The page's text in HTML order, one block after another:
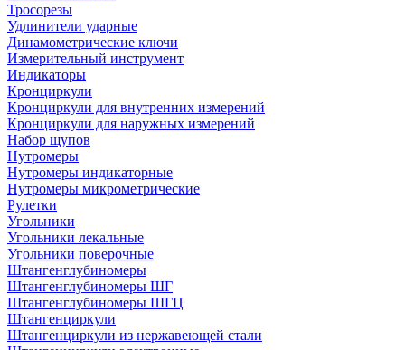
Тросорезы
Удлинители ударные
Динамометрические ключи
Измерительный инструмент
Индикаторы
Кронциркули
Кронциркули для внутренних измерений
Кронциркули для наружных измерений
Набор щупов
Нутромеры
Нутромеры индикаторные
Нутромеры микрометрические
Рулетки
Угольники
Угольники лекальные
Угольники поверочные
Штангенглубиномеры
Штангенглубиномеры ШГ
Штангенглубиномеры ШГЦ
Штангенциркули
Штангенциркули из нержавеющей стали